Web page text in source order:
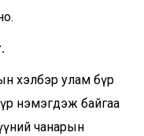
хэлбэр улам бүр
нэмэгдэж байгаа
чанарын